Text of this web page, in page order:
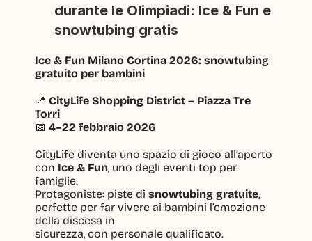
durante le Olimpiadi: Ice & Fun e
snowtubing gratis
Ice & Fun Milano Cortina 2026: snowtubing
gratuito per bambini
📍 CityLife Shopping District – Piazza Tre
Torri
📅 4–22 febbraio 2026
CityLife diventa uno spazio di gioco all’aperto
con Ice & Fun, uno degli eventi top per
famiglie.
Protagoniste: piste di snowtubing gratuite,
perfette per far vivere ai bambini l’emozione
della discesa in
sicurezza, con personale qualificato.